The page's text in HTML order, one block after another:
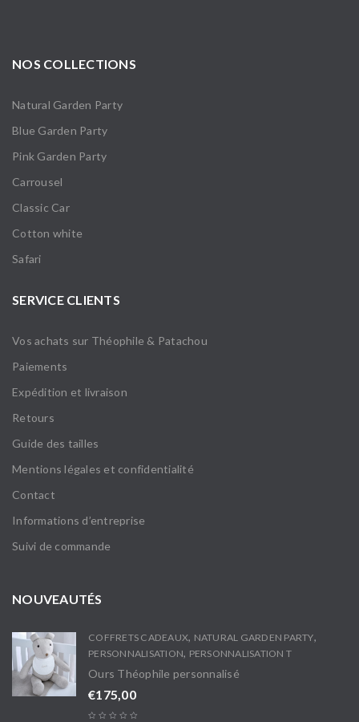
NOS COLLECTIONS
Natural Garden Party
Blue Garden Party
Pink Garden Party
Carrousel
Classic Car
Cotton white
Safari
SERVICE CLIENTS
Vos achats sur Théophile & Patachou
Paiements
Expédition et livraison
Retours
Guide des tailles
Mentions légales et confidentialité
Contact
Informations d’entreprise
Suivi de commande
NOUVEAUTÉS
COFFRETS CADEAUX, NATURAL GARDEN PARTY,
PERSONNALISATION, PERSONNALISATION T
Ours Théophile personnalisé
€175,00